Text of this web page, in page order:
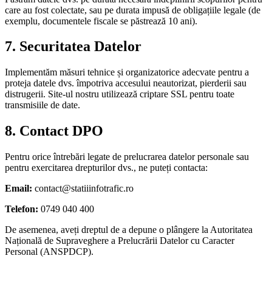
care au fost colectate, sau pe durata impusă de obligațiile legale (de
exemplu, documentele fiscale se păstrează 10 ani).
7. Securitatea Datelor
Implementăm măsuri tehnice și organizatorice adecvate pentru a
proteja datele dvs. împotriva accesului neautorizat, pierderii sau
distrugerii. Site-ul nostru utilizează criptare SSL pentru toate
transmisiile de date.
8. Contact DPO
Pentru orice întrebări legate de prelucrarea datelor personale sau
pentru exercitarea drepturilor dvs., ne puteți contacta:
Email: contact@statiiinfotrafic.ro
Telefon: 0749 040 400
De asemenea, aveți dreptul de a depune o plângere la Autoritatea
Națională de Supraveghere a Prelucrării Datelor cu Caracter
Personal (ANSPDCP).